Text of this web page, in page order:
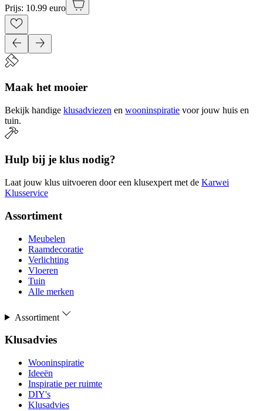
Prijs: 10.99 euro
Maak het mooier
Bekijk handige klusadviezen en wooninspiratie voor jouw huis en
tuin.
Hulp bij je klus nodig?
Laat jouw klus uitvoeren door een klusexpert met de Karwei
Klusservice
Assortiment
Meubelen
Raamdecoratie
Verlichting
Vloeren
Tuin
Alle merken
Assortiment
Klusadvies
Wooninspiratie
Ideeën
Inspiratie per ruimte
DIY's
Klusadvies